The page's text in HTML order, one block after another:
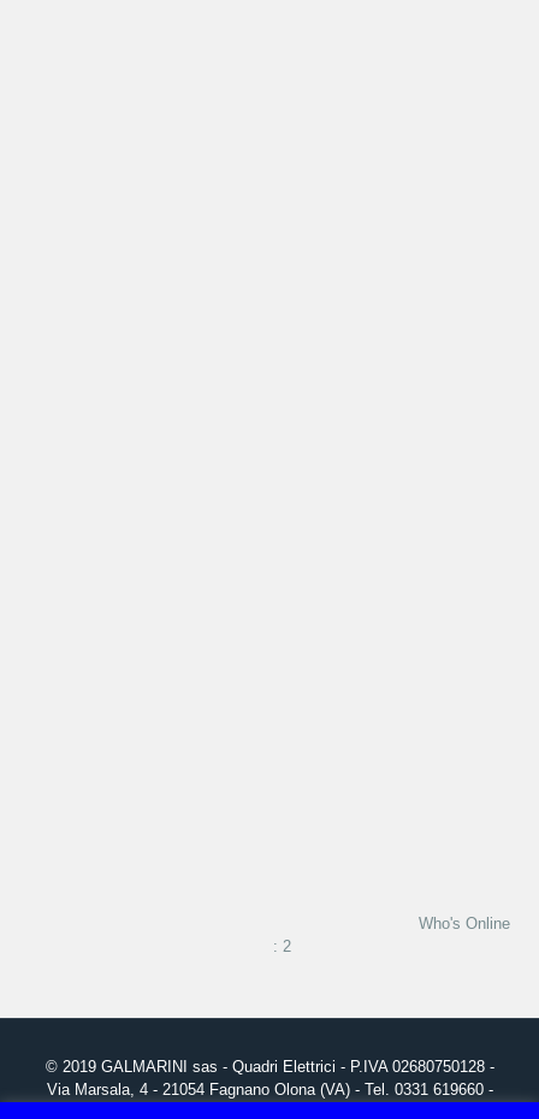
Who's Online
: 2
© 2019 GALMARINI sas - Quadri Elettrici - P.IVA 02680750128 -
Via Marsala, 4 - 21054 Fagnano Olona (VA) - Tel. 0331 619660 -